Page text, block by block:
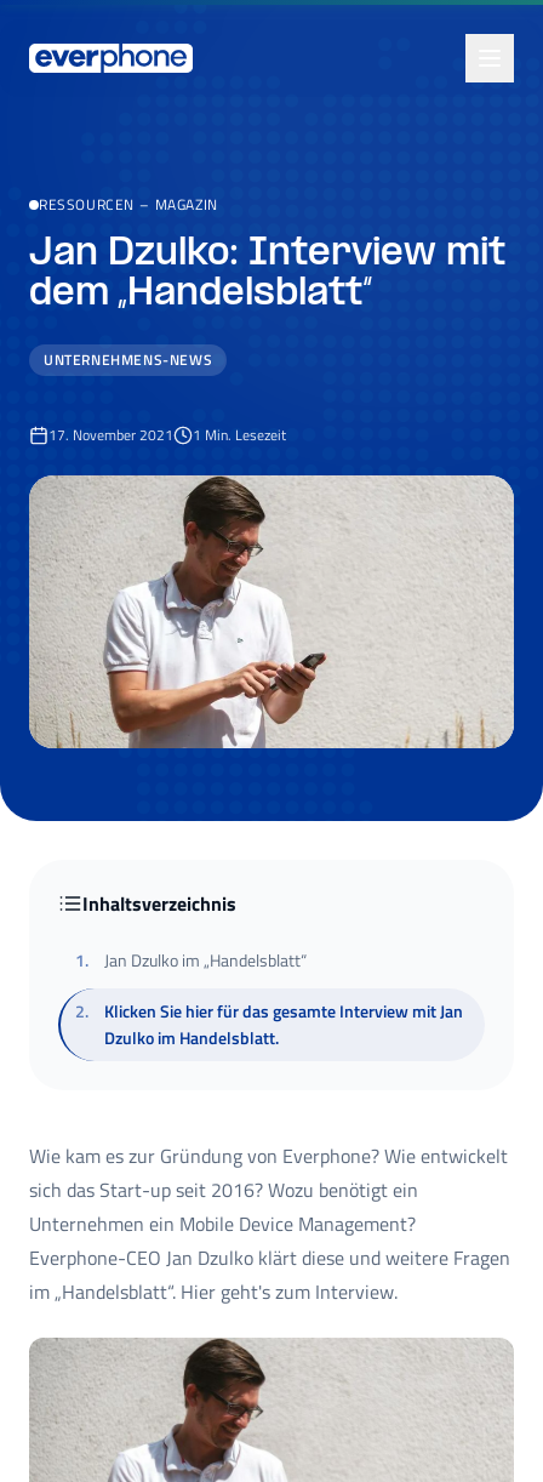
RESSOURCEN – MAGAZIN
Jan Dzulko: Interview mit
dem „Handelsblatt“
UNTERNEHMENS-NEWS
17. November 2021 1 Min. Lesezeit
Inhaltsverzeichnis
1.
Jan Dzulko im „Handelsblatt“
2.
Klicken Sie hier für das gesamte Interview mit Jan
Dzulko im Handelsblatt.
Wie kam es zur Gründung von Everphone? Wie entwickelt
sich das Start-up seit 2016? Wozu benötigt ein
Unternehmen ein Mobile Device Management?
Everphone-CEO Jan Dzulko klärt diese und weitere Fragen
im „Handelsblatt“. Hier geht's zum Interview.